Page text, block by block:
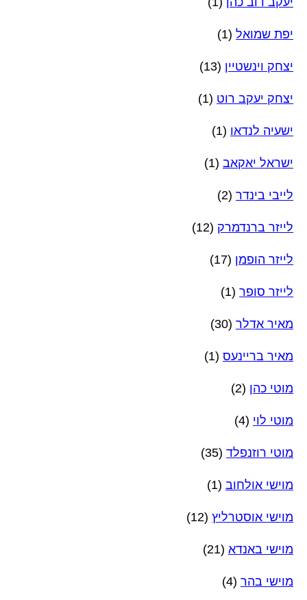
יפת שמואל (1)
יצחק וינשטיין (13)
יצחק יעקב רוט (1)
ישעיה לנדאו (1)
ישראל יאקאב (1)
לייבי בינדר (2)
לייזר ברנדמרק (12)
לייזר הופמן (17)
לייזר סופר (1)
מאיר אדלר (30)
מאיר בריינעס (1)
מוטי כהן (2)
מוטי לוי (4)
מוטי רוזנפלד (35)
מוישי אולחוב (1)
מוישי אוסטרליץ (12)
מוישי באנדא (21)
מוישי בהר (4)